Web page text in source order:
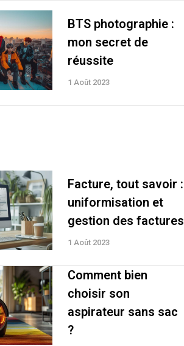
BTS photographie :
mon secret de
réussite
1 Août 2023
Facture, tout savoir :
uniformisation et
gestion des factures
1 Août 2023
Comment bien
choisir son
aspirateur sans sac
?